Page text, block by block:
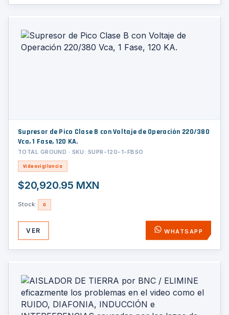
Supresor de Pico Clase B con Voltaje de Operación 220/380
Vca, 1 Fase, 120 KA.
TOTAL GROUND · SKU: SUPR-120-1-FBSO
Videovigilancia
$20,920.95 MXN
Stock: 0
VER WHATSAPP